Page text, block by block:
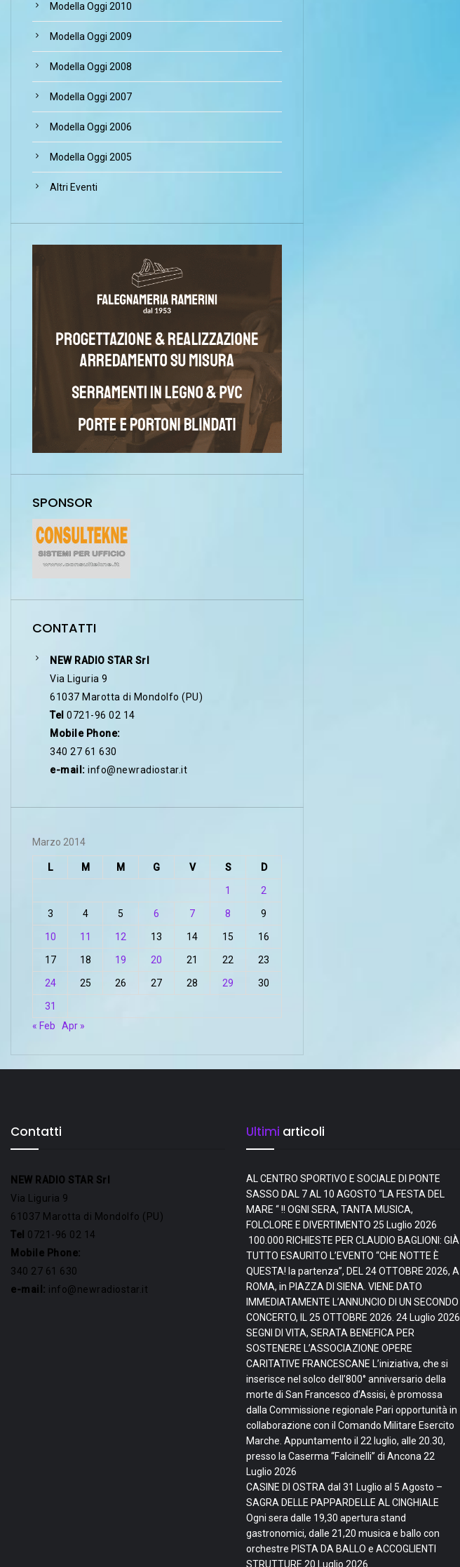
Modella Oggi 2010
Modella Oggi 2009
Modella Oggi 2008
Modella Oggi 2007
Modella Oggi 2006
Modella Oggi 2005
Altri Eventi
SPONSOR
CONTATTI
NEW RADIO STAR Srl
Via Liguria 9
61037 Marotta di Mondolfo (PU)
Tel 0721-96 02 14
Mobile Phone:
340 27 61 630
e-mail: info@newradiostar.it
Marzo 2014
L M M G V S D
1 2
3 4 5 6 7 8 9
10 11 12 13 14 15 16
17 18 19 20 21 22 23
24 25 26 27 28 29 30
31
« Feb
Apr »
Contatti
NEW RADIO STAR Srl
Via Liguria 9
61037 Marotta di Mondolfo (PU)
Tel 0721-96 02 14
Mobile Phone:
340 27 61 630
e-mail: info@newradiostar.it
Ultimi articoli
AL CENTRO SPORTIVO E SOCIALE DI PONTE
SASSO DAL 7 AL 10 AGOSTO “LA FESTA DEL
MARE “ !! OGNI SERA, TANTA MUSICA,
FOLCLORE E DIVERTIMENTO 25 Luglio 2026
100.000 RICHIESTE PER CLAUDIO BAGLIONI: GIÀ
TUTTO ESAURITO L’EVENTO “CHE NOTTE È
QUESTA! la partenza”, DEL 24 OTTOBRE 2026, A
ROMA, in PIAZZA DI SIENA. VIENE DATO
IMMEDIATAMENTE L’ANNUNCIO DI UN SECONDO
CONCERTO, IL 25 OTTOBRE 2026. 24 Luglio 2026
SEGNI DI VITA, SERATA BENEFICA PER
SOSTENERE L’ASSOCIAZIONE OPERE
CARITATIVE FRANCESCANE L’iniziativa, che si
inserisce nel solco dell’800° anniversario della
morte di San Francesco d’Assisi, è promossa
dalla Commissione regionale Pari opportunità in
collaborazione con il Comando Militare Esercito
Marche. Appuntamento il 22 luglio, alle 20.30,
presso la Caserma “Falcinelli” di Ancona22
Luglio 2026
CASINE DI OSTRA dal 31 Luglio al 5 Agosto –
SAGRA DELLE PAPPARDELLE AL CINGHIALE
Ogni sera dalle 19,30 apertura stand
gastronomici, dalle 21,20 musica e ballo con
orchestre PISTA DA BALLO e ACCOGLIENTI
STRUTTURE 20 Luglio 2026